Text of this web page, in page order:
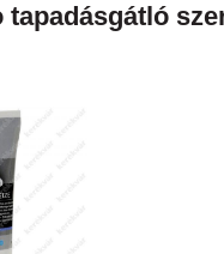
tapadásgátló